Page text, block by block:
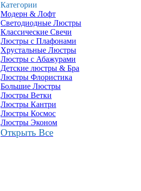
Категории
Модерн & Лофт
Светодиодные Люстры
Классические Свечи
Люстры с Плафонами
Хрустальные Люстры
Люстры с Абажурами
Детские люстры & Бра
Люстры Флористика
Большие Люстры
Люстры Ветки
Люстры Кантри
Люстры Космос
Люстры Эконом
Открыть Все